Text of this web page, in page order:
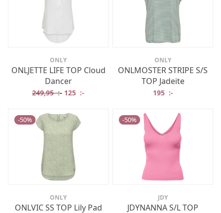
ONLY
ONLJETTE LIFE TOP Cloud
Dancer
249,95:- Det ursprungliga priset var: 249,95 :-.
125 :- Det nuvarande priset är: 125 :-.
ONLY
ONLMOSTER STRIPE S/S
TOP Jadeite
195 :-
-50%
ONLY
ONLVIC SS TOP Lily Pad
-50%
JDY
JDYNANNA S/L TOP